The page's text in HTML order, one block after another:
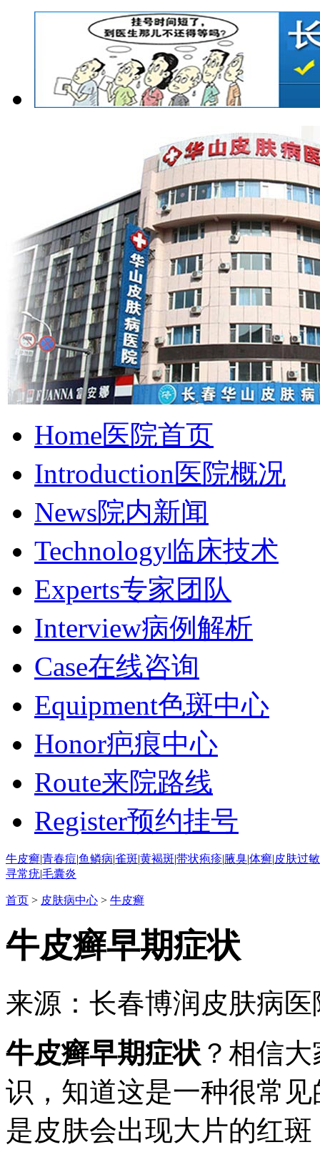
Home医院首页
Introduction医院概况
News院内新闻
Technology临床技术
Experts专家团队
Interview病例解析
Case在线咨询
Equipment色斑中心
Honor疤痕中心
Route来院路线
Register预约挂号
牛皮癣|青春痘|鱼鳞病|雀斑|黄褐斑|带状疱疹|腋臭|体癣|皮肤过敏
寻常疣|毛囊炎
首页 > 皮肤病中心 > 牛皮癣
牛皮癣早期症状
来源：长春博润皮肤病医
牛皮癣早期症状 ？相信
识，知道这是一种很常
是皮肤会出现大片的红